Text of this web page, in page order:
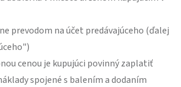
prevodom na účet predávajúceho (ďalej
cenou je kupujúci povinný zaplatiť
spojené s balením a dodaním